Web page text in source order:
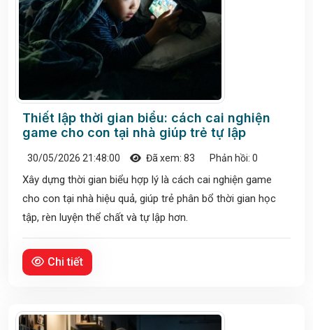
Thiết lập thời gian biểu: cách cai nghiện
game cho con tại nhà giúp trẻ tự lập
30/05/2026 21:48:00 Đã xem: 83 Phản hồi: 0
Xây dựng thời gian biểu hợp lý là cách cai nghiện game
cho con tại nhà hiệu quả, giúp trẻ phân bổ thời gian học
tập, rèn luyện thể chất và tự lập hơn.
Chi tiết